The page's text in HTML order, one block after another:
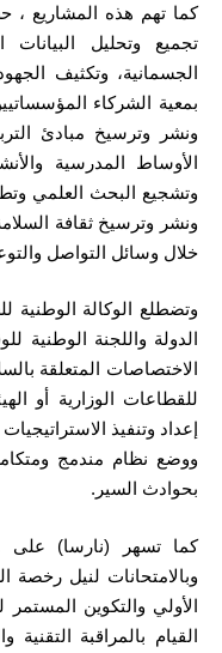
كما تهم هذه المشاريع
تجميع وتحليل
الجسمانية، وتكثيف
بمعية الشركاء
ونشر وترسيخ مبادئ
الأوساط المدرسية
وتشجيع البحث العلمي
ونشر وترسيخ ثقافة
خلال وسائل التواصل
وتضطلع الوكالة
الدولة واللجنة الوطنية
الاختصاصات المتعلقة
للقطاعات الوزارية أو
إعداد وتنفيذ
ووضع نظام مندمج
بحوادث السير.
كما تسهر (نارسا) على
وبالامتحانات لنيل رخصة
الأولي والتكوين
القيام بالمراقبة